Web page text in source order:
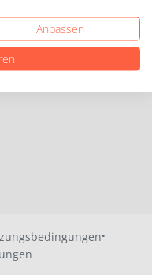
·
Anpassen